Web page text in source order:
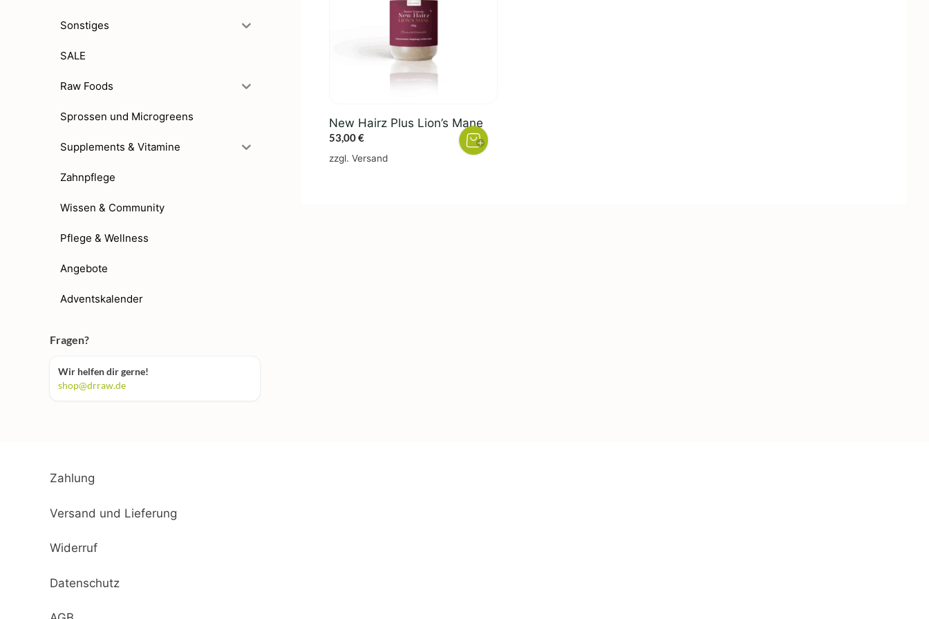
New Hairz Plus Lion’s Mane
53,00€
zzgl. Versand
Sonstiges
SALE
Raw Foods
Sprossen und Microgreens
Supplements & Vitamine
Zahnpflege
Wissen & Community
Pflege & Wellness
Angebote
Adventskalender
Fragen?
Wir helfen dir gerne!
shop@drraw.de
Zahlung
Versand und Lieferung
Widerruf
Datenschutz